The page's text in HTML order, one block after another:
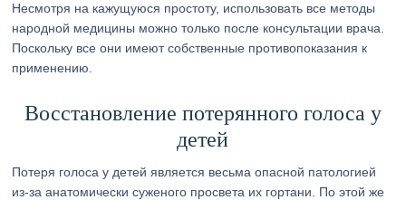
Несмотря на кажущуюся простоту, использовать все методы
народной медицины можно только после консультации врача.
Поскольку все они имеют собственные противопоказания к
применению.
Восстановление потерянного голоса у
детей
Потеря голоса у детей является весьма опасной патологией
из-за анатомически суженого просвета их гортани. По этой же